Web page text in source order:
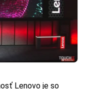
Lenovo je so